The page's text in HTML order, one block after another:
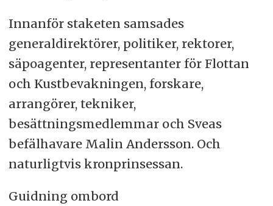
Innanför staketen samsades
generaldirektörer, politiker, rektorer,
säpoagenter, representanter för Flottan
och Kustbevakningen, forskare,
arrangörer, tekniker,
besättningsmedlemmar och Sveas
befälhavare Malin Andersson. Och
naturligtvis kronprinsessan.
Guidning ombord